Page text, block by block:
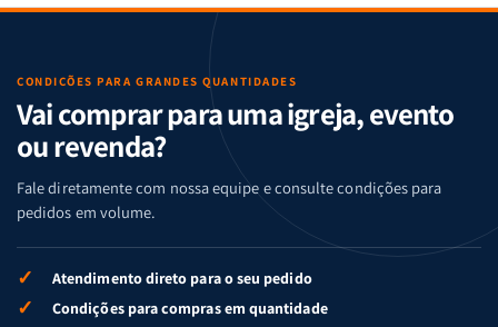
CONDIÇÕES PARA GRANDES QUANTIDADES
Vai comprar para uma igreja, evento
ou revenda?
Fale diretamente com nossa equipe e consulte condições para
pedidos em volume.
✓ Atendimento direto para o seu pedido
✓ Condições para compras em quantidade